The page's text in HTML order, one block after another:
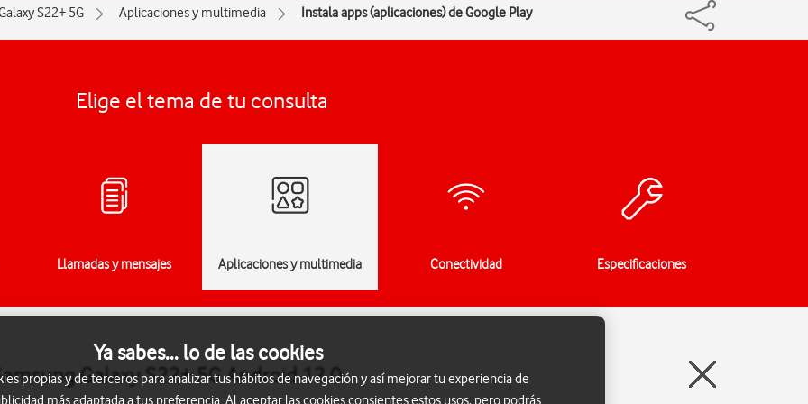
S22+ 5G Aplicaciones y multimedia Instala apps (aplicaciones) de Google Play
Elige el tema de tu consulta
Llamadas y mensajes Aplicaciones y multimedia Conectividad Especificaciones
Galaxy S22+ 5G Android 12.0
Ya sabes... lo de las cookies
propias y de terceros para analizar tus hábitos de navegación y así mejorar tu experiencia de
más adaptada a tus preferencia. Al aceptar las cookies consientes estos usos, pero podrás